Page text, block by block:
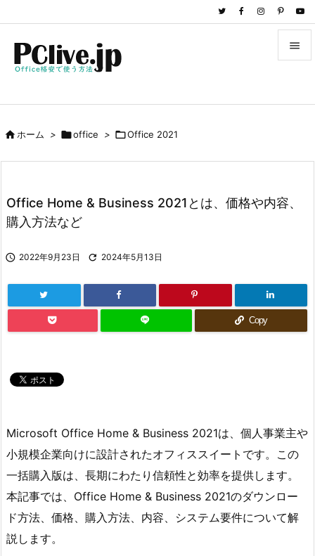

前へ
次へ
ホーム > office > Office 2021
Office Home & Business 2021とは、価格や内容、
購入方法など
 2022年9月23日  2024年5月13日
Copy
Microsoft Office Home & Business 2021は、個人事業主や
小規模企業向けに設計されたオフィススイートです。この
一括購入版は、長期にわたり信頼性と効率を提供します。
本記事では、Office Home & Business 2021のダウンロー
ド方法、価格、購入方法、内容、システム要件について解
説します。